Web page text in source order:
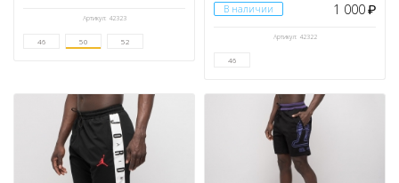
Артикул: 42323
46 50 52
В наличии 1 000₽
Артикул: 42322
46